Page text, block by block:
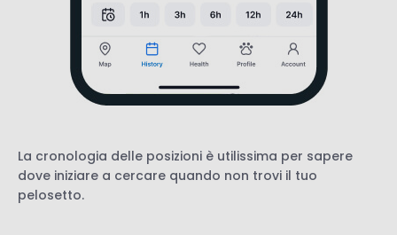
La cronologia delle posizioni è utilissima per sapere
dove iniziare a cercare quando non trovi il tuo
pelosetto.